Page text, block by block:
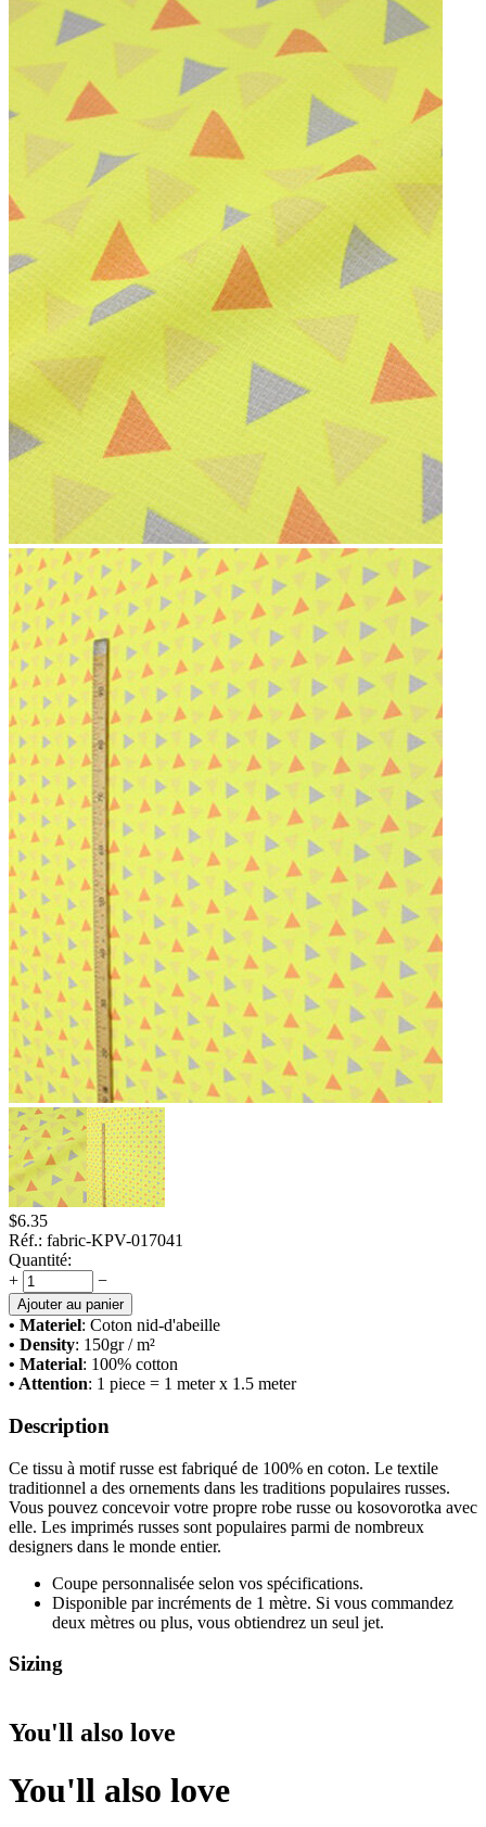
$6.35
Réf.: fabric-KPV-017041
Quantité:
+
−
Ajouter au panier
• Materiel: Сoton nid-d'abeille
• Density: 150gr / m²
• Material: 100% cotton
• Attention: 1 piece = 1 meter x 1.5 meter
Description
Ce tissu à motif russe est fabriqué de 100% en coton. Le textile
traditionnel a des ornements dans les traditions populaires russes.
Vous pouvez concevoir votre propre robe russe ou kosovorotka avec
elle. Les imprimés russes sont populaires parmi de nombreux
designers dans le monde entier.
Coupe personnalisée selon vos spécifications.
Disponible par incréments de 1 mètre. Si vous commandez
deux mètres ou plus, vous obtiendrez un seul jet.
Sizing
You'll also love
You'll also love